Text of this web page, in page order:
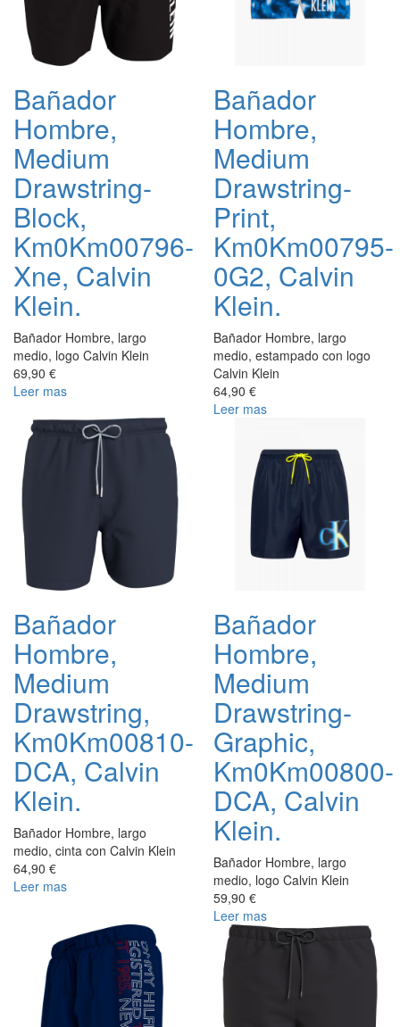
Bañador
Hombre,
Medium
Drawstring-
Block,
Km0Km00796-
Xne, Calvin
Klein.
Bañador Hombre, largo
medio, logo Calvin Klein
69,90 €
Leer mas
Bañador
Hombre,
Medium
Drawstring-
Print,
Km0Km00795-
0G2, Calvin
Klein.
Bañador Hombre, largo
medio, estampado con logo
Calvin Klein
64,90 €
Leer mas
Bañador
Hombre,
Medium
Drawstring,
Km0Km00810-
DCA, Calvin
Klein.
Bañador Hombre, largo
medio, cinta con Calvin Klein
64,90 €
Leer mas
Bañador
Hombre,
Medium
Drawstring-
Graphic,
Km0Km00800-
DCA, Calvin
Klein.
Bañador Hombre, largo
medio, logo Calvin Klein
59,90 €
Leer mas